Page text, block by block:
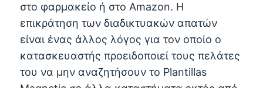
στο φαρμακείο ή στο Amazon. Η
επικράτηση των διαδικτυακών απατών
είναι ένας άλλος λόγος για τον οποίο ο
κατασκευαστής προειδοποιεί τους πελάτες
του να μην αναζητήσουν το Plantillas